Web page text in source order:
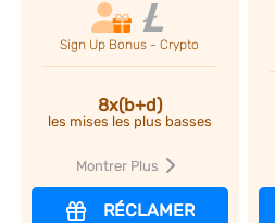
Sign Up Bonus - Crypto
8x(b+d)
les mises les plus basses
Montrer Plus
RÉCLAMER